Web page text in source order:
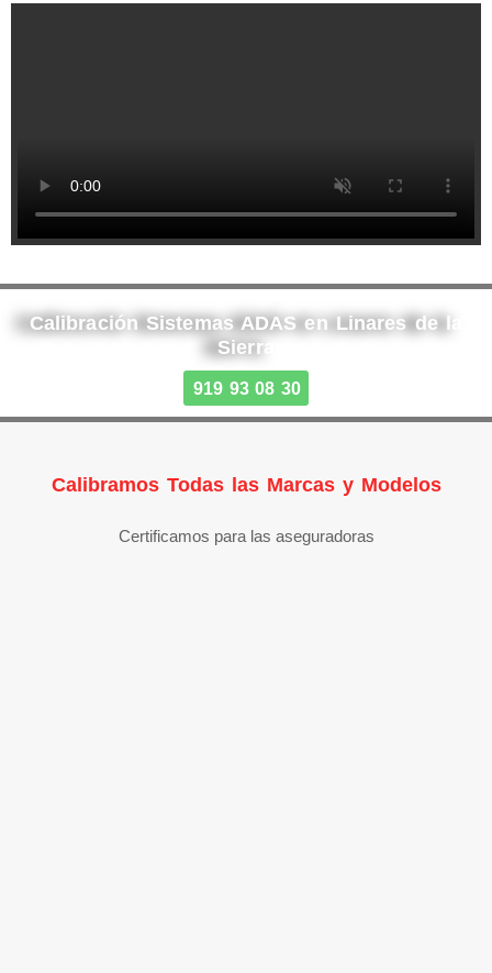
Calibración Sistemas ADAS en Linares de la
Sierra
919 93 08 30
Calibramos Todas las Marcas y Modelos
Certificamos para las aseguradoras